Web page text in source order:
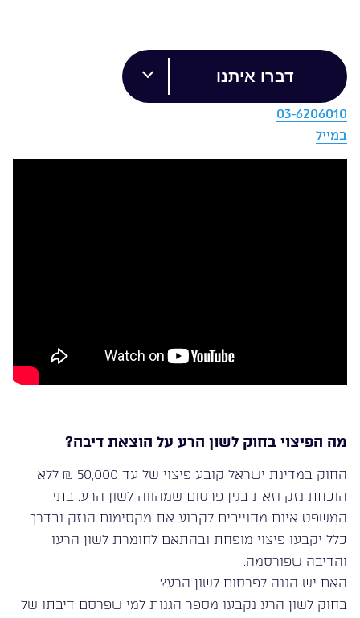
דברו איתנו
03-6206010
במייל
מה הפיצוי בחוק לשון הרע על הוצאת דיבה?
החוק במדינת ישראל קובע פיצוי של עד 50,000 ₪ ללא
הוכחת נזק וזאת בגין פרסום שמהווה לשון הרע. בתי
המשפט אינם מחוייבים לקבוע את מקסימום הנזק ובדרך
כלל יקבעו פיצוי מופחת ובהתאם לחומרת לשון הרעו
והדיבה שפורסמה.
האם יש הגנה לפרסום לשון הרע?
בחוק לשון הרע נקבעו מספר הגנות למי שפרסם דיבתו של